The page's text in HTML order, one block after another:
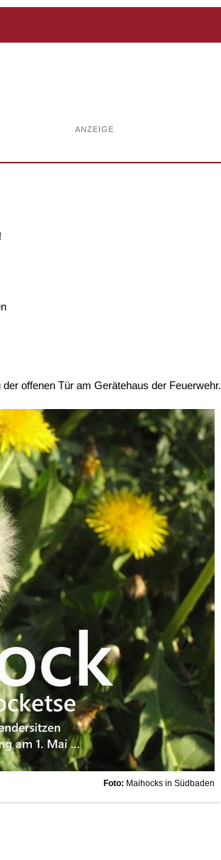
ANZEIGE
offenen Tür am Gerätehaus der Feuerwehr.
Foto: Maihocks in Südbaden